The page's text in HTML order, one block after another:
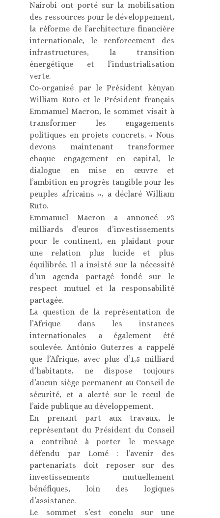
Nairobi ont porté sur la mobilisation
des ressources pour le développement,
la réforme de l’architecture financière
internationale, le renforcement des
infrastructures, la transition
énergétique et l’industrialisation
verte.
Co-organisé par le Président kényan
William Ruto et le Président français
Emmanuel Macron, le sommet visait à
transformer les engagements
politiques en projets concrets. « Nous
devons maintenant transformer
chaque engagement en capital, le
dialogue en mise en œuvre et
l’ambition en progrès tangible pour les
peuples africains », a déclaré William
Ruto.
Emmanuel Macron a annoncé 23
milliards d’euros d’investissements
pour le continent, en plaidant pour
une relation plus lucide et plus
équilibrée. Il a insisté sur la nécessité
d’un agenda partagé fondé sur le
respect mutuel et la responsabilité
partagée.
La question de la représentation de
l’Afrique dans les instances
internationales a également été
soulevée. António Guterres a rappelé
que l’Afrique, avec plus d’1,5 milliard
d’habitants, ne dispose toujours
d’aucun siège permanent au Conseil de
sécurité, et a alerté sur le recul de
l’aide publique au développement.
En prenant part aux travaux, le
représentant du Président du Conseil
a contribué à porter le message
défendu par Lomé : l’avenir des
partenariats doit reposer sur des
investissements mutuellement
bénéfiques, loin des logiques
d’assistance.
Le sommet s’est conclu sur une